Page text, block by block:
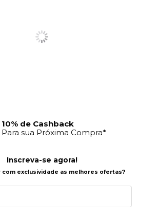
10% de Cashback
Para sua Próxima Compra*
Inscreva-se agora!
exclusividade as melhores ofertas?